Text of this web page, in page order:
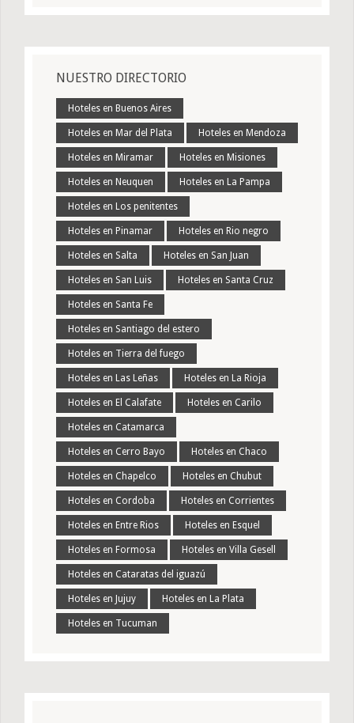
NUESTRO DIRECTORIO
Hoteles en Buenos Aires
Hoteles en Mar del Plata Hoteles en Mendoza
Hoteles en Miramar Hoteles en Misiones
Hoteles en Neuquen Hoteles en La Pampa
Hoteles en Los penitentes
Hoteles en Pinamar Hoteles en Rio negro
Hoteles en Salta Hoteles en San Juan
Hoteles en San Luis Hoteles en Santa Cruz
Hoteles en Santa Fe
Hoteles en Santiago del estero
Hoteles en Tierra del fuego
Hoteles en Las Leñas Hoteles en La Rioja
Hoteles en El Calafate Hoteles en Carilo
Hoteles en Catamarca
Hoteles en Cerro Bayo Hoteles en Chaco
Hoteles en Chapelco Hoteles en Chubut
Hoteles en Cordoba Hoteles en Corrientes
Hoteles en Entre Rios Hoteles en Esquel
Hoteles en Formosa Hoteles en Villa Gesell
Hoteles en Cataratas del iguazú
Hoteles en Jujuy Hoteles en La Plata
Hoteles en Tucuman